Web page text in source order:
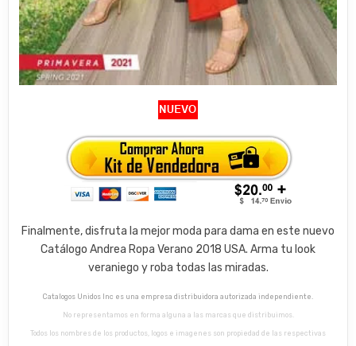
Finalmente, disfruta la mejor moda para dama en este nuevo
Catálogo Andrea Ropa Verano 2018 USA. Arma tu look
veraniego y roba todas las miradas.
Catalogos Unidos Inc es una empresa distribuidora autorizada independiente.
No representamos en forma alguna a las marcas que distribuimos.
Todos los nombres de los productos, logos e imagenes son propiedad de las respectivas